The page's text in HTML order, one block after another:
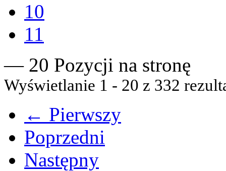
10
11
— 20 Pozycji na stronę
Wyświetlanie 1 - 20 z 332
← Pierwszy
Poprzedni
Następny